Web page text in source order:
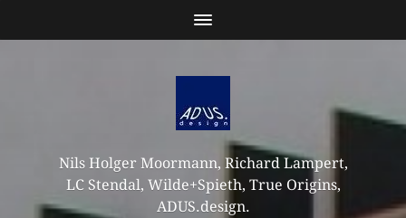
Nils Holger Moormann, Richard Lampert,
LC Stendal, Wilde+Spieth, True Origins,
ADUS.design.